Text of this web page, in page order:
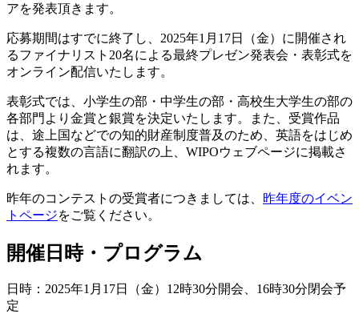
アを発表頂きます。
応募期間はすでに終了し、2025年1月17日（金）に開催され
るファイナリスト20名による最終プレゼン発表会・表彰式を
オンライン配信いたします。
表彰式では、小学生の部・中学生の部・高校生大学生の部の
各部門より金賞と銀賞を決定いたします。また、受賞作品
は、途上国などでの知的財産制度普及のため、英語をはじめ
とする複数の言語に翻訳の上、WIPOウェブページに掲載さ
れます。
昨年のコンテストの受賞者につきましては、 昨年度のイベン
トページをご覧ください。
開催日時・プログラム
日時：2025年1月17日（金）12時30分開会、16時30分閉会予
定